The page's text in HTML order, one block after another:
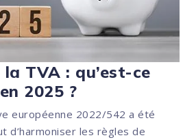
TVA : qu’est-ce
2025 ?
européenne 2022/542 a été
d’harmoniser les règles de